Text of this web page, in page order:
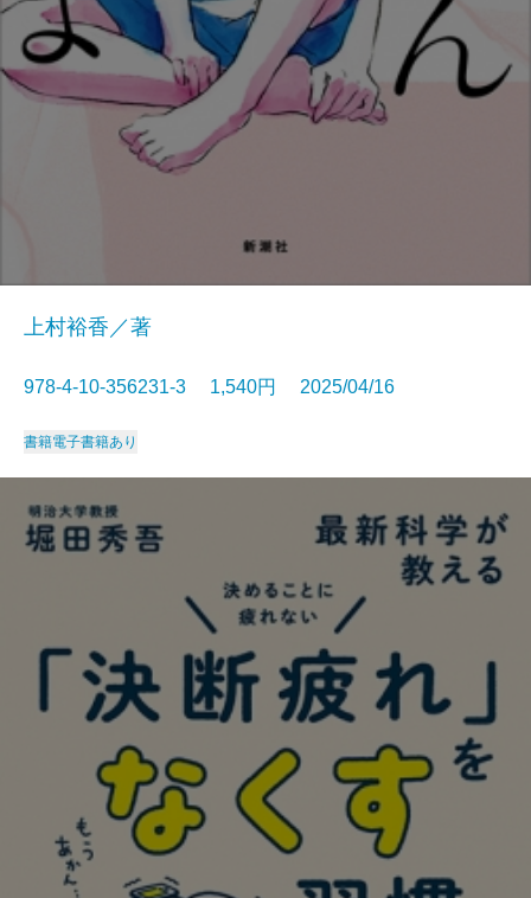
上村裕香／著
978-4-10-356231-3 1,540円 2025/04/16
書籍電子書籍あり